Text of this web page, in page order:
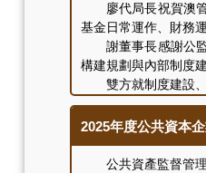
廖代局長祝賀澳管
基金日常運作、財務
謝董事長感謝公監
構建規劃與內部制度
雙方就制度建設、
2025年度公共資本
公共資產監督管理